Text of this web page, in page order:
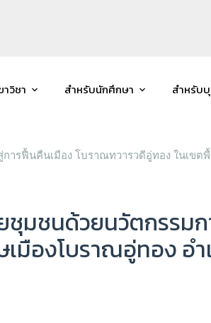
าวิชา สำหรับนักศึกษา สำหรับ
ารฟื้นคืนเมือง โบราณทวารวดีอู่ทอง ในเขต
ชุมชนด้วยนวัตกรรม
มืองโบราณอู่ทอง อ